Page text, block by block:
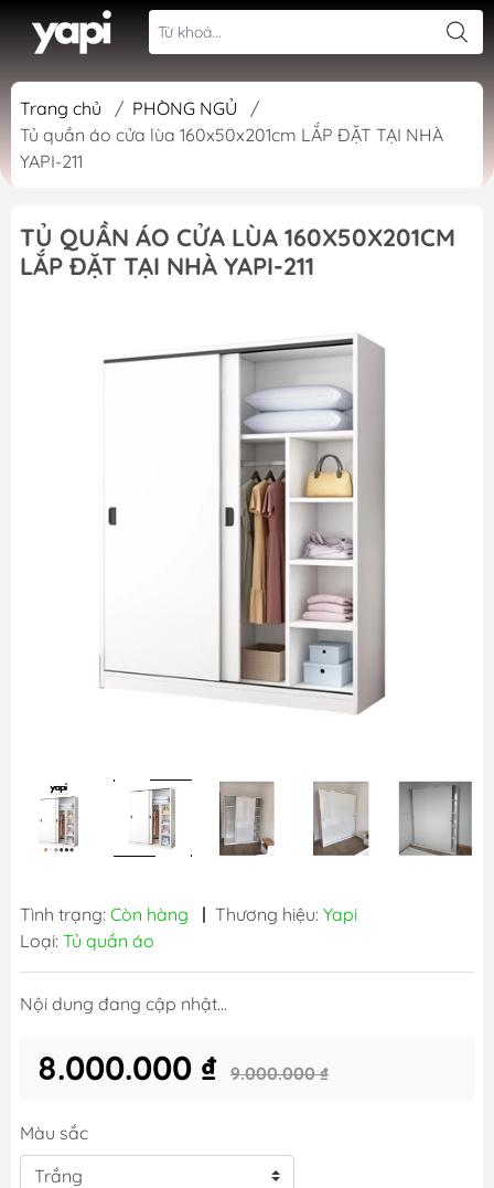
Trang chủ / PHÒNG NGỦ
/
Tủ quần áo cửa lùa 160x50x201cm LẮP ĐẶT TẠI NHÀ
YAPI-211
TỦ QUẦN ÁO CỬA LÙA 160X50X201CM
LẮP ĐẶT TẠI NHÀ YAPI-211
Tình trạng: Còn hàng | Thương hiệu: Yapi
Loại: Tủ quần áo
Nội dung đang cập nhật...
8.000.000 ₫ 9.000.000 ₫
Màu sắc